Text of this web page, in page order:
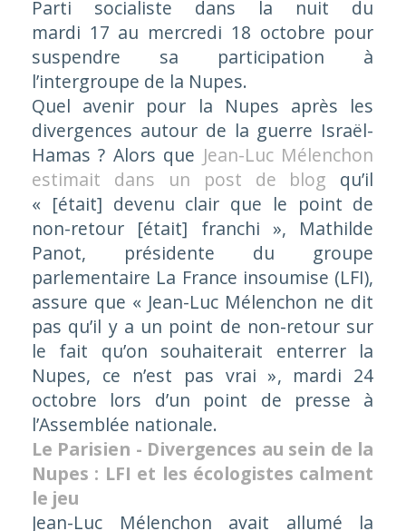
Parti socialiste dans la nuit du
mardi 17 au mercredi 18 octobre pour
suspendre sa participation à
l’intergroupe de la Nupes.
Quel avenir pour la Nupes après les
divergences autour de la guerre Israël-
Hamas ? Alors que Jean-Luc Mélenchon
estimait dans un post de blog qu’il
« [était] devenu clair que le point de
non-retour [était] franchi »,
Mathilde
Panot, présidente du groupe
parlementaire La France insoumise (LFI),
assure que « Jean-Luc Mélenchon ne dit
pas qu’il y a un point de non-retour sur
le fait qu’on souhaiterait enterrer la
Nupes, ce n’est pas vrai », mardi 24
octobre lors d’un point de presse à
l’Assemblée nationale.
Le Parisien - Divergences au sein de la
Nupes : LFI et les écologistes calment
le jeu
Jean-Luc Mélenchon avait allumé la